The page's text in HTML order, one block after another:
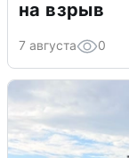
на взрыв
7 августа 0